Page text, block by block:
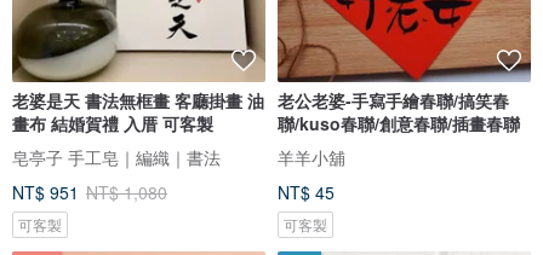
老婆是天 書法無框畫 客廳掛畫 油
畫布 結婚賀禮 入厝 可客製
皂亭子 手工皂｜編織｜書法
NT$ 951 NT$ 1,080
可客製
老公老婆-手寫手繪春聯/搞笑春
聯/kuso春聯/創意春聯/插畫春聯
羊羊小舖
NT$ 45
可客製